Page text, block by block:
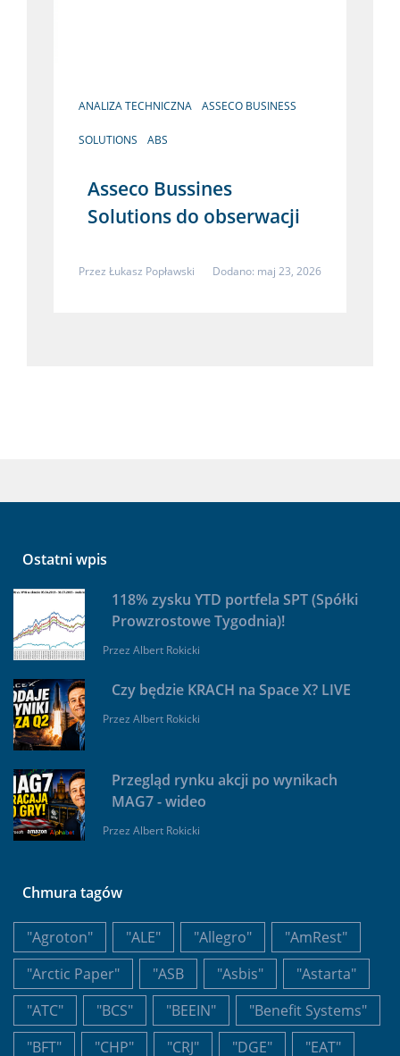
ANALIZA TECHNICZNA ASSECO BUSINESS
SOLUTIONS ABS
Asseco Bussines
Solutions do obserwacji
Przez Łukasz Popławski Dodano: maj 23, 2026
Ostatni wpis
118% zysku YTD portfela SPT (Spółki
Prowzrostowe Tygodnia)!
Przez Albert Rokicki
Czy będzie KRACH na Space X? LIVE
Przez Albert Rokicki
Przegląd rynku akcji po wynikach
MAG7 - wideo
Przez Albert Rokicki
Chmura tagów
"Agroton" "ALE" "Allegro"
"AmRest"
"Arctic Paper"
"ASB "Asbis"
"Astarta"
"ATC"
"BCS" "BEEIN"
"Benefit Systems"
"BFT"
"CHP" "CRJ" "DGE" "EAT"